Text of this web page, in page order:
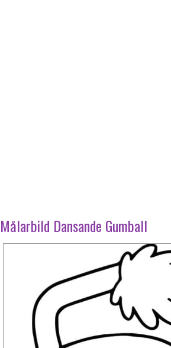
Målarbild Dansande Gumball